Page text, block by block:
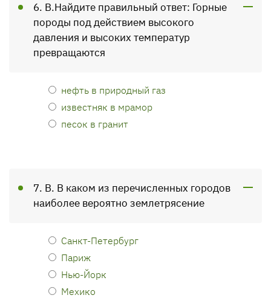
6. В.Найдите правильный ответ: Горные
породы под действием высокого
давления и высоких температур
превращаются
нефть в природный газ
известняк в мрамор
песок в гранит
7. В. В каком из перечисленных городов
наиболее вероятно землетрясение
Санкт-Петербург
Париж
Нью-Йорк
Мехико